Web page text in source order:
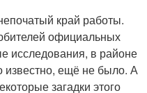
край работы.
официальных
исследования, в районе
известно, ещё не было. А
загадки этого